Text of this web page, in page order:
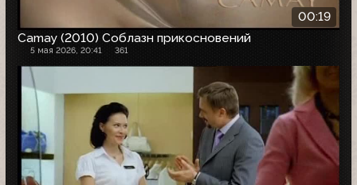
00:19
Camay (2010) Соблазн прикосновений
5 мая 2026, 20:41 361